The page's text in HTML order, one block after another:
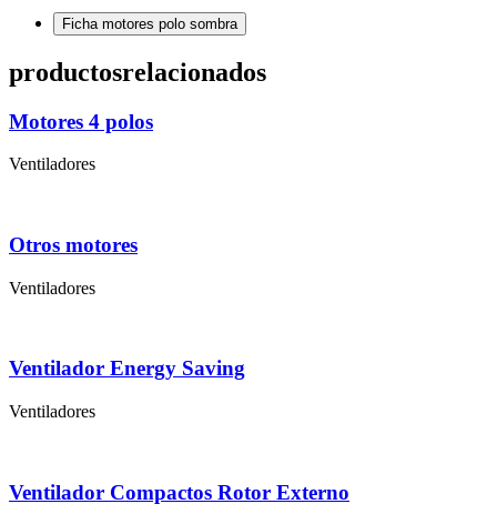
Ficha motores polo sombra
productosrelacionados
Motores 4 polos
Ventiladores
Otros motores
Ventiladores
Ventilador Energy Saving
Ventiladores
Ventilador Compactos Rotor Externo